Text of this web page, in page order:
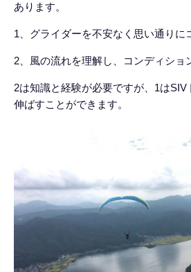
あります。
1、グライダーを不安なく思い通りに
2、風の流れを理解し、コンディショ
2は知識と経験が必要ですが、1はSIV
伸ばすことができます。